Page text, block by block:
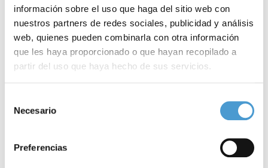
información sobre el uso que haga del sitio web con
nuestros partners de redes sociales, publicidad y análisis
web, quienes pueden combinarla con otra información
que les haya proporcionado o que hayan recopilado a
partir del uso que haya hecho de sus servicios.
de cookies
Necesario
Preferencias